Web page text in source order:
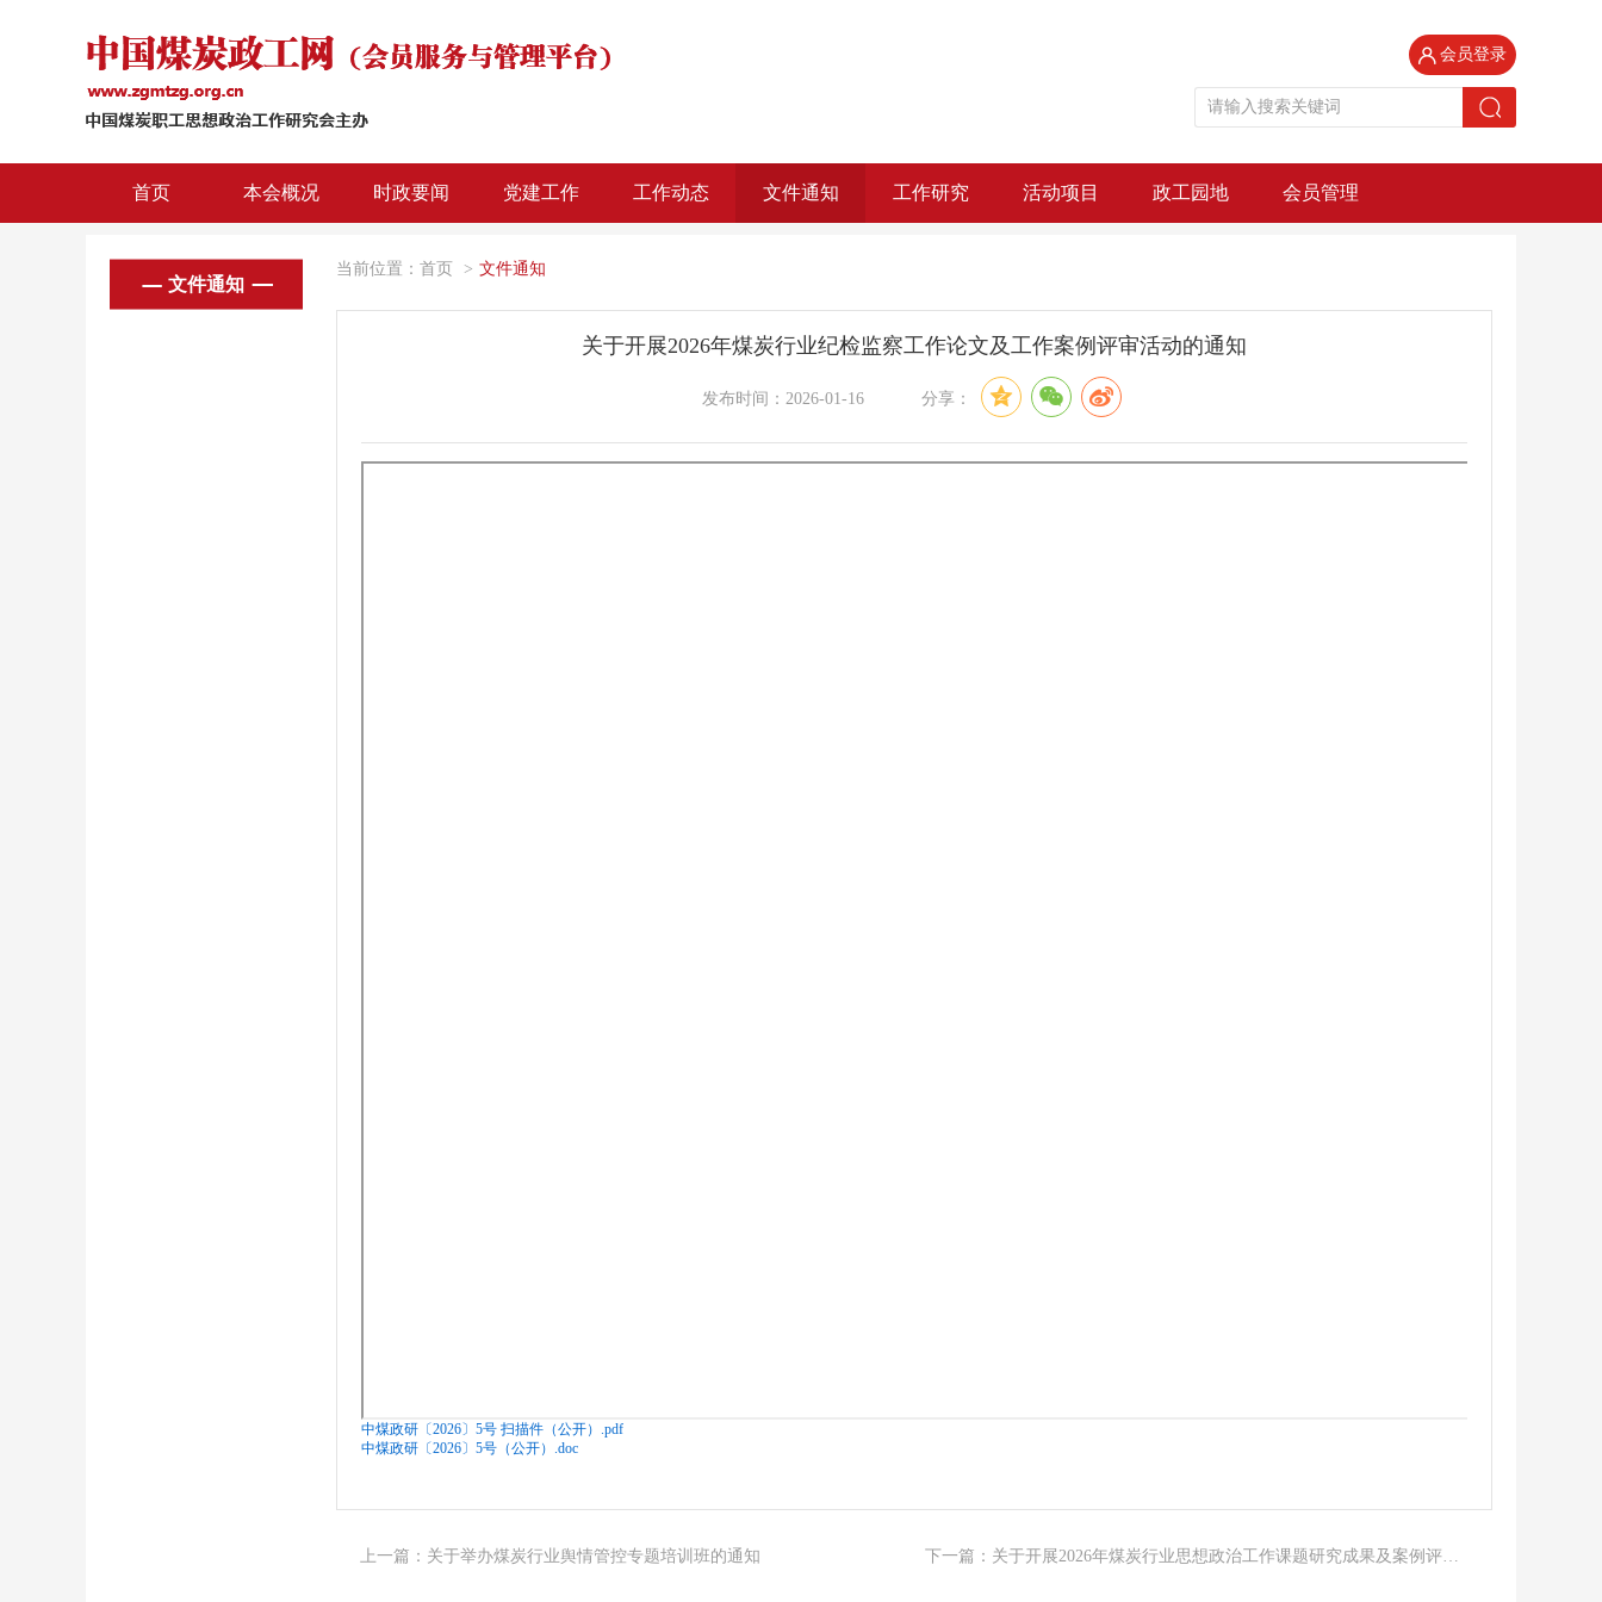
会员登录
首页 本会概况 时政要闻 党建工作 工作动态 文件通知 工作研究 活动项目 政工园地 会员管理
文件通知
当前位置： 首页 > 文件通知
关于开展2026年煤炭行业纪检监察工作论文及工作案例评审活动的通知
发布时间：2026-01-16 分享：
中煤政研〔2026〕5号 扫描件（公开）.pdf
中煤政研〔2026〕5号（公开）.doc
上一篇：关于举办煤炭行业舆情管控专题培训班的通知 下一篇：关于开展2026年煤炭行业思想政治工作课题研究成果及案例评审活动的通知